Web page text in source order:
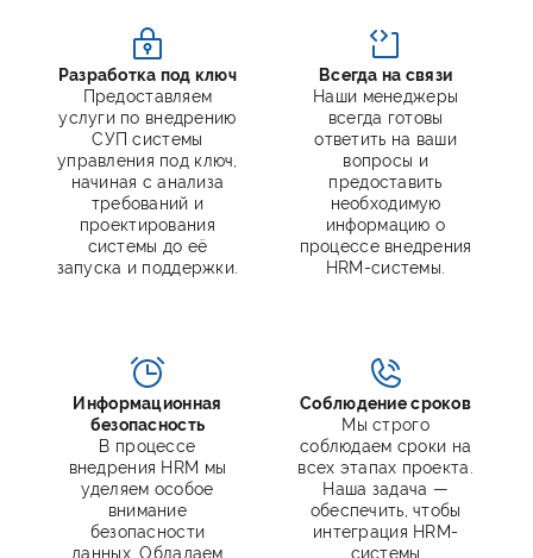
Разработка под ключ
Предоставляем
услуги по внедрению
СУП системы
управления под ключ,
начиная с анализа
требований и
проектирования
системы до её
запуска и поддержки.
Всегда на связи
Наши менеджеры
всегда готовы
ответить на ваши
вопросы и
предоставить
необходимую
информацию о
процессе внедрения
HRM-системы.
Информационная
безопасность
В процессе
внедрения HRM мы
уделяем особое
внимание
безопасности
данных. Обладаем
Соблюдение сроков
Мы строго
соблюдаем сроки на
всех этапах проекта.
Наша задача —
обеспечить, чтобы
интеграция HRM-
системы